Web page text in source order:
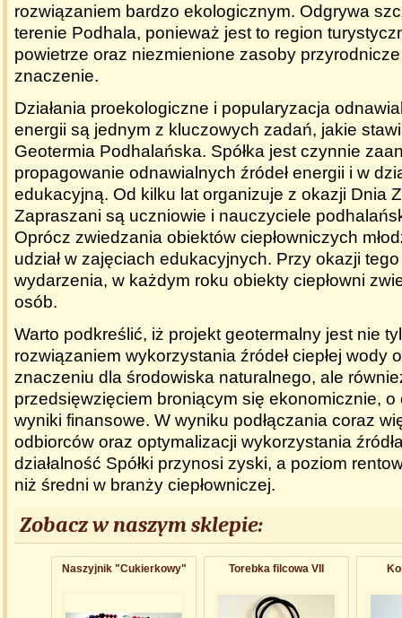
rozwiązaniem bardzo ekologicznym. Odgrywa
terenie Podhala, ponieważ jest to region
powietrze oraz niezmienione zasoby
znaczenie.
Działania proekologiczne i popularyzacja
energii są jednym z kluczowych zadań, jakie
Geotermia Podhalańska. Spółka jest czynnie
propagowanie odnawialnych źródeł energii i w
edukacyjną. Od kilku lat organizuje z okazji Dnia
Zapraszani są uczniowie i nauczyciele
Oprócz zwiedzania obiektów ciepłowniczych
udział w zajęciach edukacyjnych. Przy okazji
wydarzenia, w każdym roku obiekty ciepłowni
osób.
Warto podkreślić, iż projekt geotermalny jest nie
rozwiązaniem wykorzystania źródeł ciepłej wody
znaczeniu dla środowiska naturalnego, ale
przedsięwzięciem broniącym się ekonomicznie,
wyniki finansowe. W wyniku podłączania coraz
odbiorców oraz optymalizacji wykorzystania
działalność Spółki przynosi zyski, a poziom
niż średni w branży ciepłowniczej.
Zobacz w naszym sklepie:
Naszyjnik "Cukierkowy" Torebka filcowa VII